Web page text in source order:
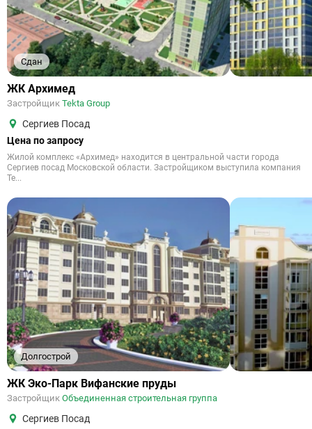
Сдан
ЖК Архимед
Застройщик Tekta Group
Сергиев Посад
Цена по запросу
Жилой комплекс «Архимед» находится в центральной части города
Сергиев посад Московской области. Застройщиком выступила компания
Te...
Долгострой
ЖК Эко-Парк Вифанские пруды
Застройщик Объединенная строительная группа
Сергиев Посад